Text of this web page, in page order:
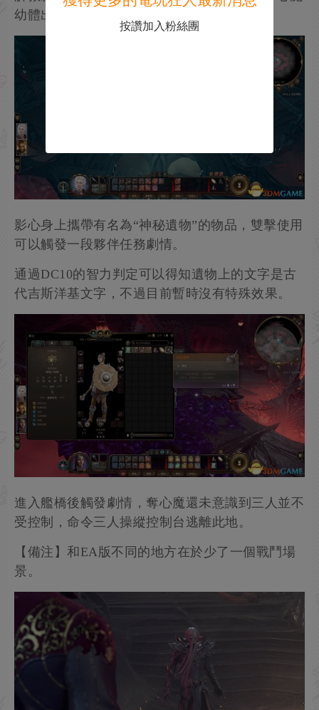
解救影心所需的鑰匙“詭異符文”可以在兩隻奪心魔
幼體出來的房間裡找到。
影心身上攜帶有名為“神秘遺物”的物品，雙擊使用
可以觸發一段夥伴任務劇情。
通過DC10的智力判定可以得知遺物上的文字是古
代吉斯洋基文字，不過目前暫時沒有特殊效果。
進入艦橋後觸發劇情，奪心魔還未意識到三人並不
受控制，命令三人操縱控制台逃離此地。
【備注】和EA版不同的地方在於少了一個戰鬥場
按讚加入粉絲團